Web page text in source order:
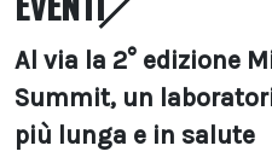
Al via la 2° edizione
Summit, un
più lunga e in salute